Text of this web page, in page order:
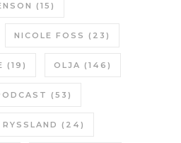
(15)
NICOLE FOSS (23)
(19) OLJA (146)
(53)
RYSSLAND (24)